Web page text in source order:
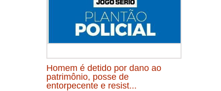
Homem é detido por dano ao
patrimônio, posse de
entorpecente e resist...